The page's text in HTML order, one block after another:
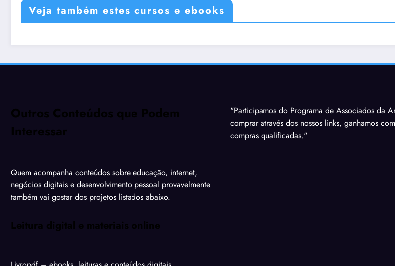
Veja também estes cursos e ebooks
Outros Conteúdos que Podem
Interessar
Quem acompanha conteúdos sobre educação, internet,
negócios digitais e desenvolvimento pessoal provavelmente
também vai gostar dos projetos listados abaixo.
Leitura digital e materiais online
"Participamos do Programa de Associados da
comprar através dos nossos links, ganhamos
compras qualificadas."